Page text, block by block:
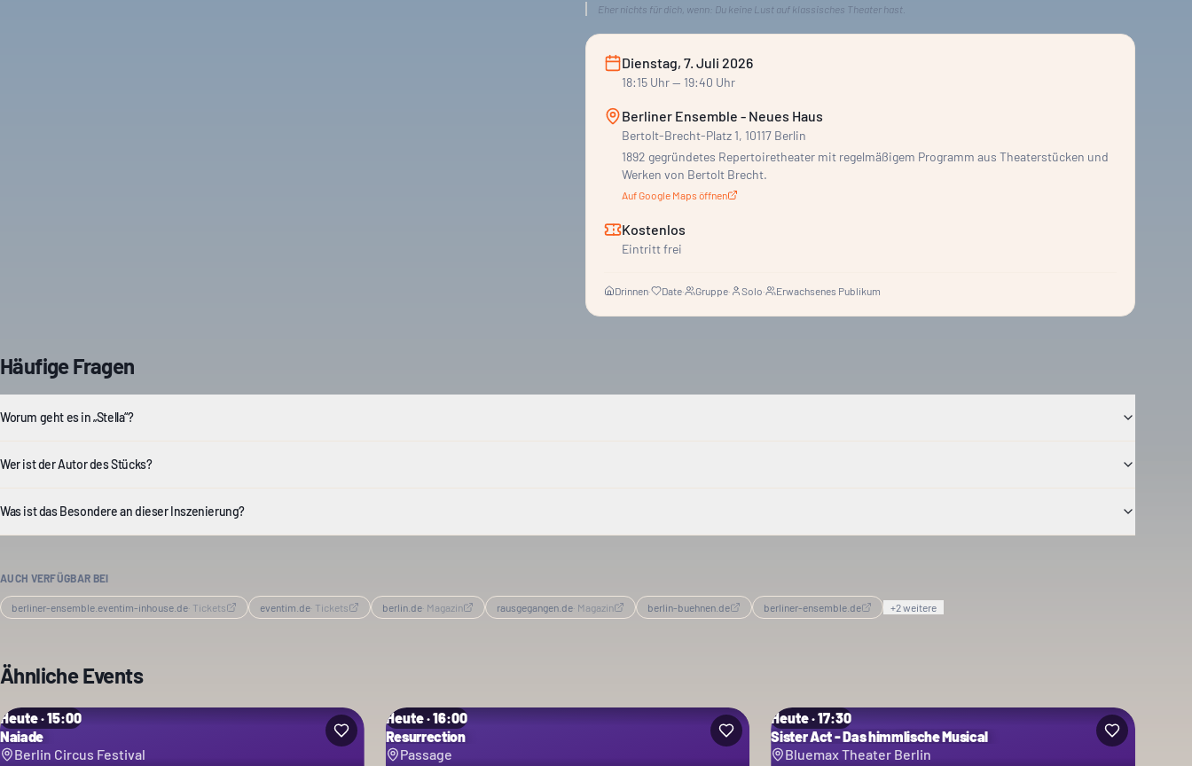
Eher nichts für dich, wenn: Du keine Lust auf klassisches Theater hast.
Dienstag, 7. Juli 2026
18:15 Uhr— 19:40 Uhr
Berliner Ensemble - Neues Haus
Bertolt-Brecht-Platz 1, 10117 Berlin
1892 gegründetes Repertoiretheater mit regelmäßigem Programm aus Theaterstücken und
Werken von Bertolt Brecht.
Auf Google Maps öffnen
Kostenlos
Eintritt frei
Drinnen· Date· Gruppe· Solo· Erwachsenes Publikum
Häufige Fragen
Worum geht es in „Stella“?
Wer ist der Autor des Stücks?
Was ist das Besondere an dieser Inszenierung?
AUCH VERFÜGBAR BEI
berliner-ensemble.eventim-inhouse.de· Tickets eventim.de· Tickets berlin.de· Magazin rausgegangen.de· Magazin berlin-buehnen.de berliner-ensemble.de +2weitere
Ähnliche Events
Heute · 15:00
Naiade
Berlin Circus Festival
Heute · 16:00
Resurrection
Passage
Heute · 17:30
Sister Act - Das himmlische Musical
Bluemax Theater Berlin